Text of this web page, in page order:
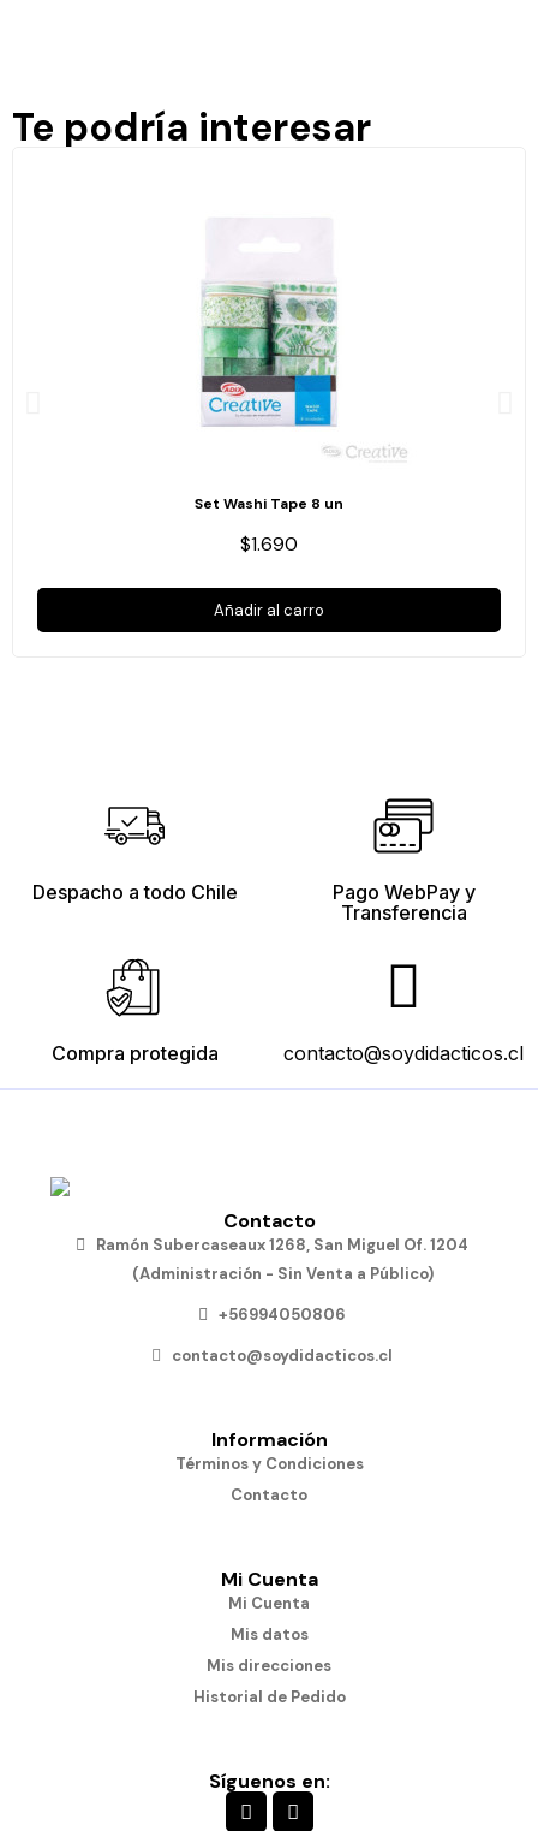
Te podría interesar
Set Washi Tape 8 un
$1.690
Añadir al carro
Despacho a todo Chile
Pago WebPay y
Transferencia
Compra protegida contacto@soydidacticos.cl
Contacto
Ramón Subercaseaux 1268, San Miguel Of. 1204
(Administración - Sin Venta a Público)
+56994050806
contacto@soydidacticos.cl
Información
Términos y Condiciones
Contacto
Mi Cuenta
Mi Cuenta
Mis datos
Mis direcciones
Historial de Pedido
Síguenos en: